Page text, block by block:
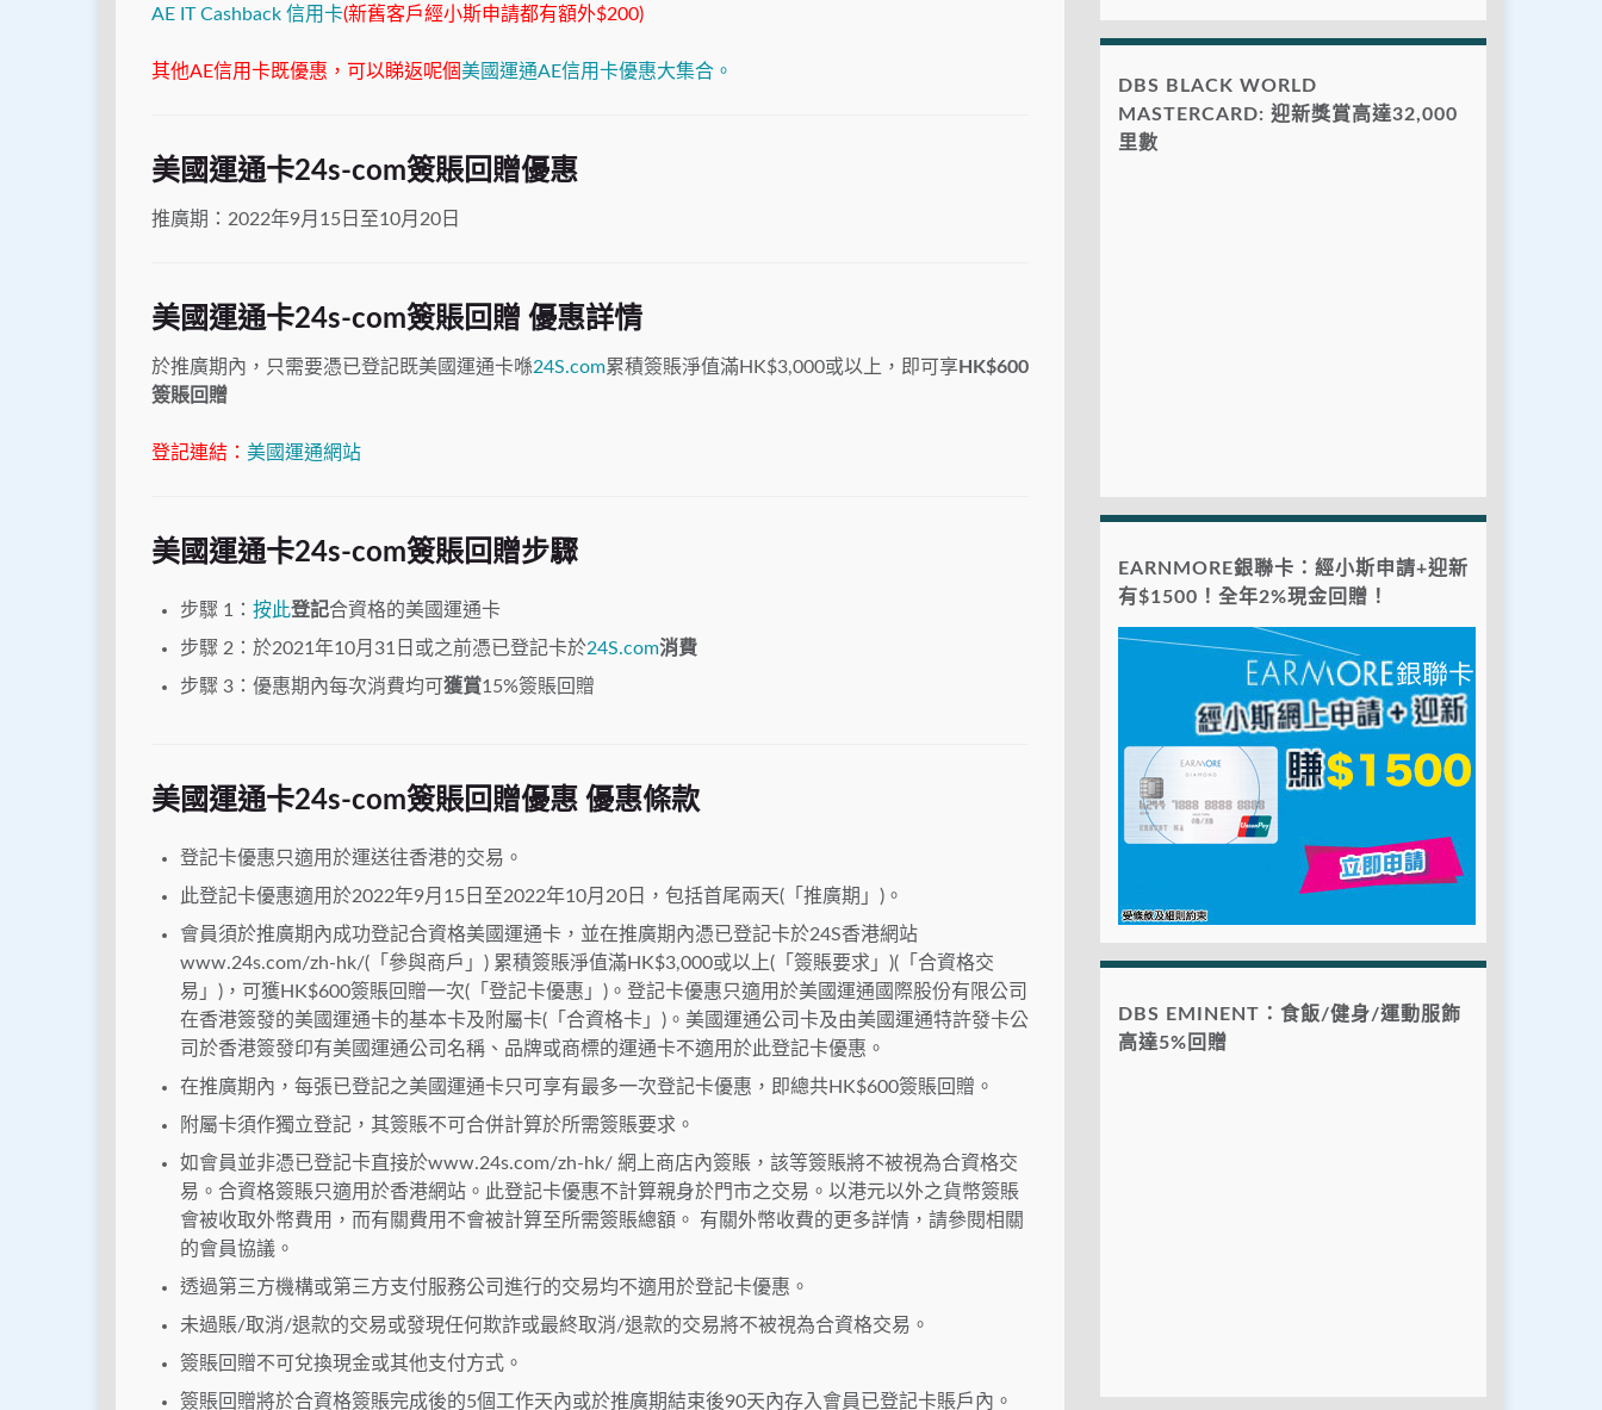
AE IT Cashback 信用卡(新舊客戶經小斯申請都有額外$200)
其他AE信用卡既優惠，可以睇返呢個美國運通AE信用卡優惠大集合。
美國運通卡24s-com簽賬回贈優惠
推廣期：2022年9月15日至10月20日
美國運通卡24s-com簽賬回贈 優惠詳情
於推廣期內，只需要憑已登記既美國運通卡喺24S.com累積簽賬淨值滿HK$3,000或以上，即可享HK$600
簽賬回贈
登記連結： 美國運通網站
美國運通卡24s-com簽賬回贈步驟
步驟 1： 按此登記合資格的美國運通卡
步驟 2： 於2021年10月31日或之前憑已登記卡於24S.com消費
步驟 3：優惠期內每次消費均可 獲賞15%簽賬 回贈
美國運通卡24s-com簽賬回贈優惠 優惠條款
登記卡優惠只適用於運送往香港的交易。
此登記卡優惠適用於2022年9月15日至2022年10月20日，包括首尾兩天(「推廣期」)。
會員須於推廣期內成功登記合資格美國運通卡，並在推廣期內憑已登記卡於24S香港網站
www.24s.com/zh-hk/(「參與商戶」) 累積簽賬淨值滿HK$3,000或以上(「簽賬要求」)(「合資格交
易」)，可獲HK$600簽賬回贈一次(「登記卡優惠」)。登記卡優惠只適用於美國運通國際股份有限公司
在香港簽發的美國運通卡的基本卡及附屬卡(「合資格卡」)。美國運通公司卡及由美國運通特許發卡公
司於香港簽發印有美國運通公司名稱、品牌或商標的運通卡不適用於此登記卡優惠。
在推廣期內，每張已登記之美國運通卡只可享有最多一次登記卡優惠，即總共HK$600簽賬回贈。
附屬卡須作獨立登記，其簽賬不可合併計算於所需簽賬要求。
如會員並非憑已登記卡直接於www.24s.com/zh-hk/ 網上商店內簽賬，該等簽賬將不被視為合資格交
易。合資格簽賬只適用於香港網站。此登記卡優惠不計算親身於門市之交易。以港元以外之貨幣簽賬
會被收取外幣費用，而有關費用不會被計算至所需簽賬總額。 有關外幣收費的更多詳情，請參閱相關
的會員協議。
透過第三方機構或第三方支付服務公司進行的交易均不適用於登記卡優惠。
未過賬/取消/退款的交易或發現任何欺詐或最終取消/退款的交易將不被視為合資格交易。
簽賬回贈不可兌換現金或其他支付方式。
簽賬回贈將於合資格簽賬完成後的5個工作天內或於推廣期結束後90天內存入會員已登記卡賬戶內。
DBS BLACK WORLD
MASTERCARD: 迎新獎賞高達32,000
里數
EARNMORE銀聯卡：經小斯申請+迎新
有$1500！全年2%現金回贈！
DBS EMINENT：食飯/健身/運動服飾
高達5%回贈